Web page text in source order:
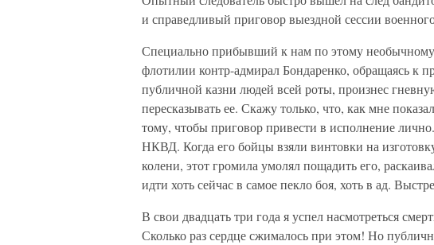
и справедливый приговор выездной сессии
Специально прибывший к нам по этому
флотилии контр-адмирал Бондаренко, обращаясь к
публичной казни людей всей роты, произнес
пересказывать ее. Скажу только, что, как мне
тому, чтобы приговор привести в исполнение
НКВД. Когда его бойцы взяли винтовки на
колени, этот громила умолял пощадить его,
идти хоть сейчас в самое пекло боя, хоть в ад.
В свои двадцать три года я успел насмотреться
Сколько раз сердце сжималось при этом! Но